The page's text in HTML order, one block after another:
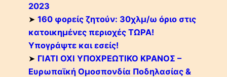
2023
➤ 160 φορείς ζητούν: 30χλμ/ω όριο στις
κατοικημένες περιοχές ΤΩΡΑ!
Υπογράψτε και εσείς!
➤ ΓΙΑΤΙ ΟΧΙ ΥΠΟΧΡΕΩΤΙΚΟ ΚΡΑΝΟΣ –
Ευρωπαϊκή Ομοσπονδία Ποδηλασίας &